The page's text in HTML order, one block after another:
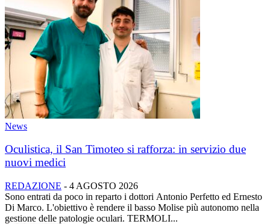
News
Oculistica, il San Timoteo si rafforza: in servizio due
nuovi medici
REDAZIONE - 4 AGOSTO 2026
Sono entrati da poco in reparto i dottori Antonio Perfetto ed Ernesto
Di Marco. L'obiettivo è rendere il basso Molise più autonomo nella
gestione delle patologie oculari. TERMOLI...